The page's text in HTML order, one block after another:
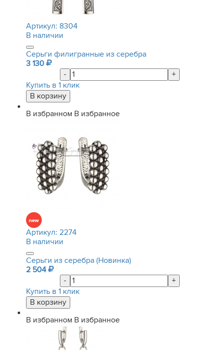
Артикул: 8304
В наличии
Серьги филигранные из серебра
3 130
-
+
Купить в 1 клик
В избранном В избранное
Артикул: 2274
В наличии
Серьги из серебра (Новинка)
2 504
-
+
Купить в 1 клик
В избранном В избранное